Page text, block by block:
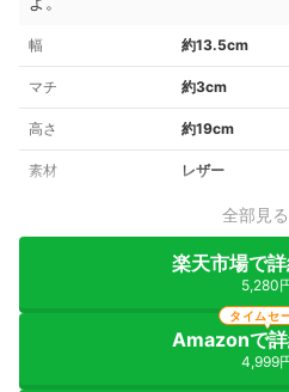
幅 約13.5cm
マチ 約3cm
高さ 約19cm
素材 レザー
全部見る
楽天市場で
5,280
Amazonで
4,999
タイムセ